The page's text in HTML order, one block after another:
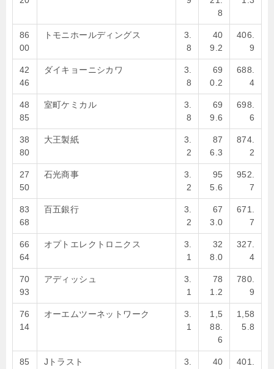
8
86
00
トモニホールディングス
3.
8
40
9.2
406.
9
42
46
ダイキョーニシカワ
3.
8
69
0.2
688.
4
48
85
室町ケミカル
3.
8
69
9.6
698.
6
38
80
大王製紙
3.
2
87
6.3
874.
2
27
50
石光商事
3.
2
95
5.6
952.
7
83
68
百五銀行
3.
2
67
3.0
671.
7
66
64
オプトエレクトロニクス
3.
1
32
8.0
327.
4
70
93
アディッシュ
3.
1
78
1.2
780.
9
76
14
オーエムツーネットワーク
3.
1
1,5
88.
6
1,58
5.8
85
Jトラスト
3.
40
401.